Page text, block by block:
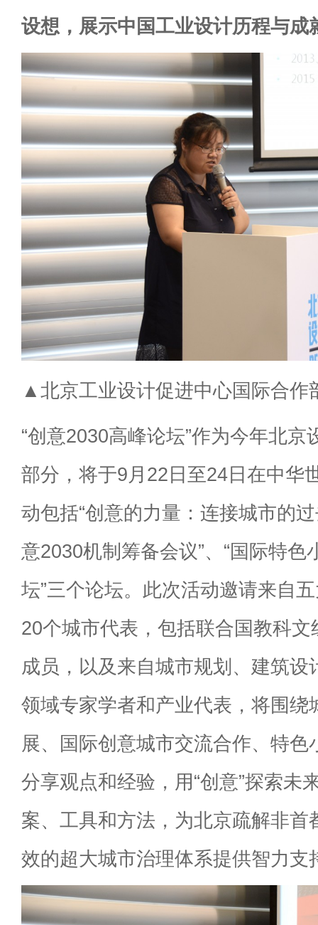
设想，展示中国工业设计历程与成
▲北京工业设计促进中心国际合作
“创意2030高峰论坛”作为今年北京
部分，将于9月22日至24日在中华
动包括“创意的力量：连接城市的
意2030机制筹备会议”、“国际特色
坛”三个论坛。此次活动邀请来自
20个城市代表，包括联合国教科
成员，以及来自城市规划、建筑设
领域专家学者和产业代表，将围绕
展、国际创意城市交流合作、特色
分享观点和经验，用“创意”探索未
案、工具和方法，为北京疏解非首
效的超大城市治理体系提供智力支